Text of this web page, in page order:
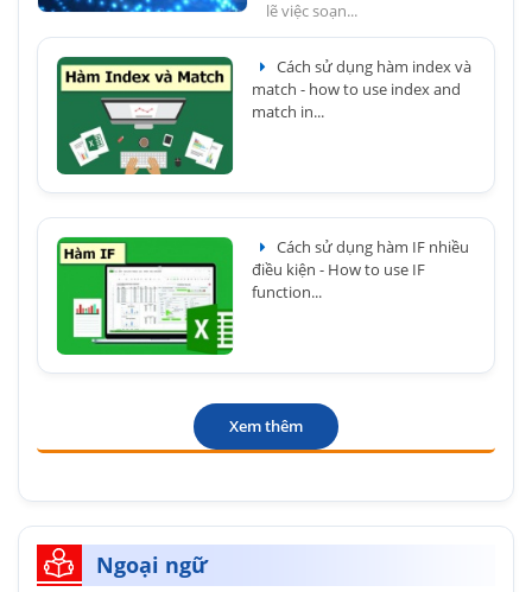
lẽ việc soạn...
Cách sử dụng hàm index và
match - how to use index and
match in...
Cách sử dụng hàm IF nhiều
điều kiện - How to use IF
function...
Xem thêm
Ngoại ngữ